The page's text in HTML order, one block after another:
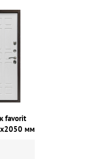
favorit
мм